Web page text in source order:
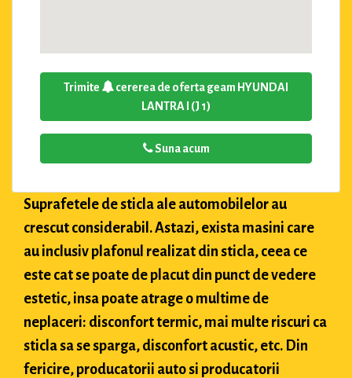
Trimite
cererea de oferta geam HYUNDAI
LANTRA I (J 1)
Suna acum
Suprafetele de sticla ale automobilelor au
crescut considerabil. Astazi, exista masini care
au inclusiv plafonul realizat din sticla, ceea ce
este cat se poate de placut din punct de vedere
estetic, insa poate atrage o multime de
neplaceri: disconfort termic, mai multe riscuri ca
sticla sa se sparga, disconfort acustic, etc. Din
fericire, producatorii auto si producatorii